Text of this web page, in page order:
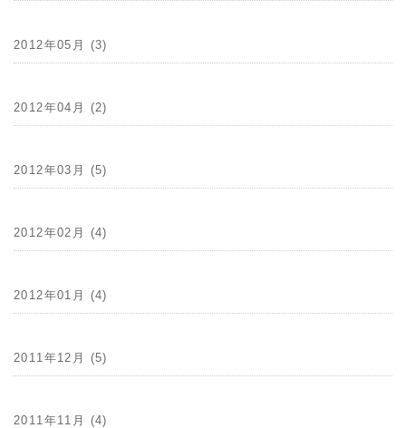
2012年05月 (3)
2012年04月 (2)
2012年03月 (5)
2012年02月 (4)
2012年01月 (4)
2011年12月 (5)
2011年11月 (4)